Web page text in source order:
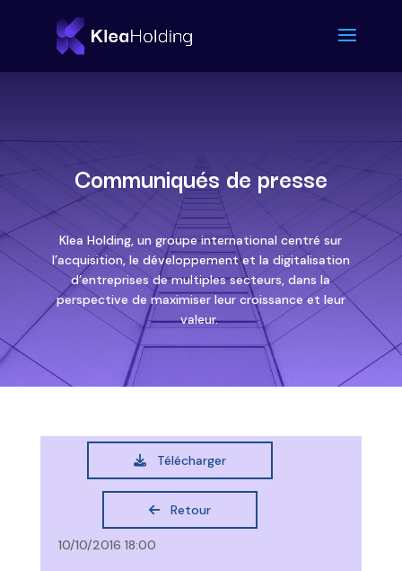
Communiqués de presse
Klea Holding, un groupe international centré sur
l’acquisition, le développement et la digitalisation
d’entreprises de multiples secteurs, dans la
perspective de maximiser leur croissance et leur
valeur.
Télécharger
Retour
10/10/2016 18:00